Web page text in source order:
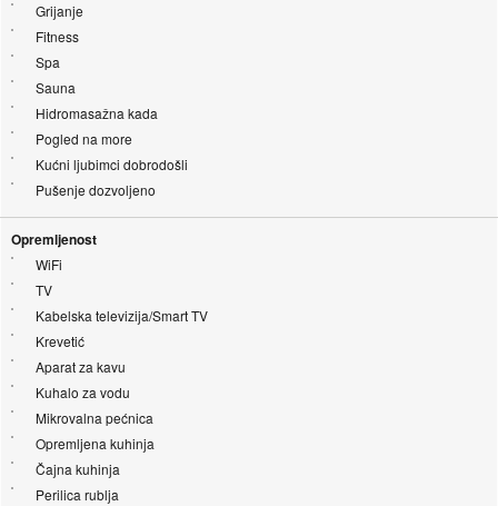
Grijanje
Fitness
Spa
Sauna
Hidromasažna kada
Pogled na more
Kućni ljubimci dobrodošli
Pušenje dozvoljeno
Opremljenost
WiFi
TV
Kabelska televizija/Smart TV
Krevetić
Aparat za kavu
Kuhalo za vodu
Mikrovalna pećnica
Opremljena kuhinja
Čajna kuhinja
Perilica rublja